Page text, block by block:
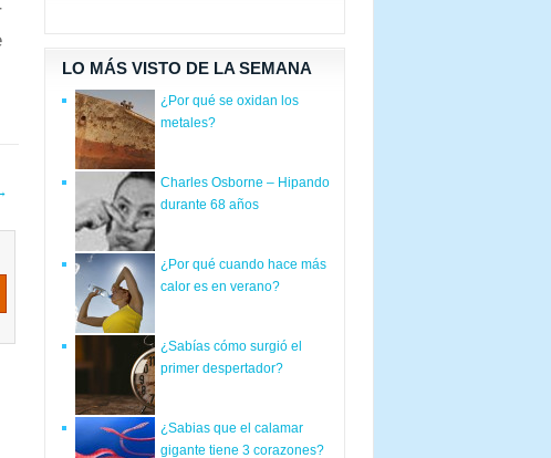
LO MÁS VISTO DE LA SEMANA
¿Por qué se oxidan los
metales?
Charles Osborne – Hipando
durante 68 años
¿Por qué cuando hace más
calor es en verano?
¿Sabías cómo surgió el
primer despertador?
¿Sabias que el calamar
gigante tiene 3 corazones?